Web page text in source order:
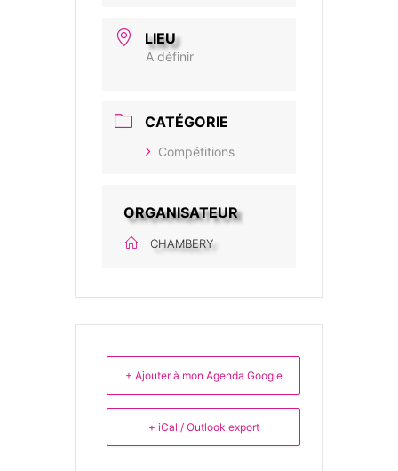
LIEU
A définir
CATÉGORIE
Compétitions
ORGANISATEUR
CHAMBERY
+ Ajouter à mon Agenda Google
+ iCal / Outlook export